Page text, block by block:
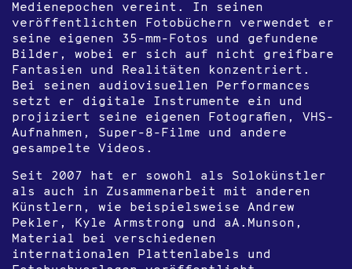
Medienepochen vereint. In seinen
veröffentlichten Fotobüchern verwendet er
seine eigenen 35-mm-Fotos und gefundene
Bilder, wobei er sich auf nicht greifbare
Fantasien und Realitäten konzentriert.
Bei seinen audiovisuellen Performances
setzt er digitale Instrumente ein und
projiziert seine eigenen Fotografien, VHS-
Aufnahmen, Super-8-Filme und andere
gesampelte Videos.
Seit 2007 hat er sowohl als Solokünstler
als auch in Zusammenarbeit mit anderen
Künstlern, wie beispielsweise Andrew
Pekler, Kyle Armstrong und aA.Munson,
Material bei verschiedenen
internationalen Plattenlabels und